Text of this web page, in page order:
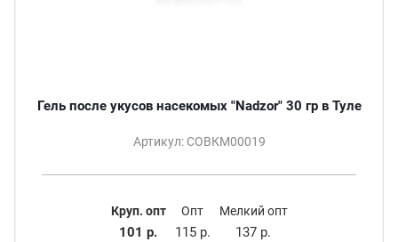
Гель после укусов насекомых "Nadzor" 30 гр в Туле
Артикул: СОВКМ00019
Круп. опт
101 р.
Опт
115 р.
Мелкий опт
137 р.